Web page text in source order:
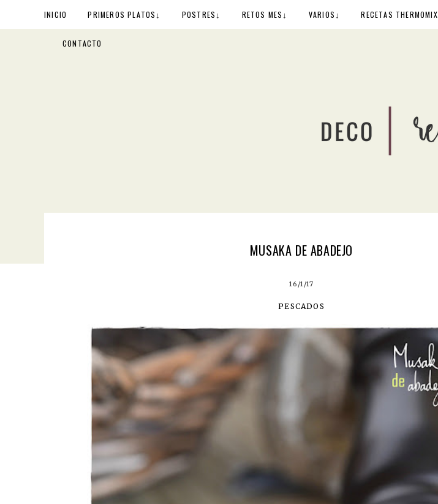
INICIO PRIMEROS PLATOS↓ POSTRES↓ RETOS MES↓ VARIOS↓ RECETAS THERMOMIX
CONTACTO
MUSAKA DE ABADEJO
16/1/17
PESCADOS